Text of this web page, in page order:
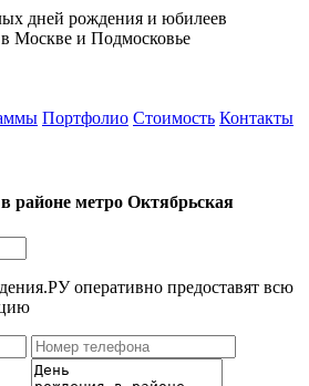
дней рождения и юбилеев
Москве и Подмосковье
Портфолио Стоимость Контакты
районе метро Октябрьская
оперативно предоставят всю